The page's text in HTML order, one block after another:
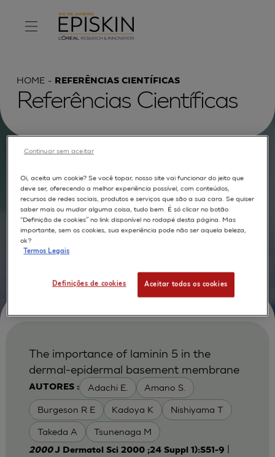
HOME REFERÊNCIAS CIENTÍFICAS
Referências Científicas
TEXTO COMPLETO MODELOS APLICAÇÕES
AUTORES
AUTORES : Adachi E. Amano S.
Burgeson R E Kadoya K Nishiyama T
Takeda A Tsunenaga M
The importance of laminin 5 in the
dermal-epidermal basement membrane
2000J Dermatol Sci 2000 ;24 Suppl 1):S51-9
Oi, aceita um cookie? Se você topar, nosso site vai funcionar do jeito que
deve ser, oferecendo a melhor experiência possível, com conteúdos,
recursos de redes sociais, produtos e serviços que são a sua cara. Se quiser
saber mais ou mudar alguma coisa, tudo bem. É só clicar no botão
“Definição de cookies” no link disponível no rodapé desta página. Mas
importante, sem os cookies, sua experiência pode não ser aquela beleza,
ok?
Termos Legais
Definições de cookies Aceitar todos os cookies
Continuar sem aceitar